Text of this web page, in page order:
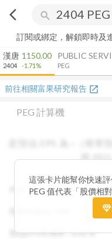
arrow_back_ios search
訂閱或綁定，解鎖即時及
漢唐
2404
1150.00
-1.71%
PUBLIC
PEG
前往相關富果研究報告 open_in_new
PEG 計算機
用
PEG :N/A
預估EPS年增率 :0.00%
這張卡片能幫你快速
PEG 值代表「股價相
低，通常表示股票價
潛力，具備投資吸引